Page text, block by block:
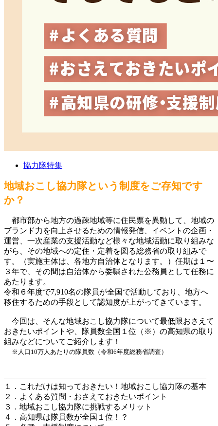
協力隊特集
地域おこし協力隊という制度をご存知です
か？
都市部から地方の過疎地域等に住民票を異動して、地域の
ブランド力を向上させるための情報発信、イベントの企画・
運営、一次産業の支援活動など様々な地域活動に取り組みな
がら、その地域への定住・定着を図る総務省の取り組みで
す。（実施主体は、各地方自治体となります。）任期は１〜
３年で、その間は自治体から委嘱された公務員として任務に
あたります。
令和６年度で7,910名の隊員が全国で活動しており、地方へ
移住するための手段として認知度が上がってきています。
今回は、そんな地域おこし協力隊について最低限おさえて
おきたいポイントや、隊員数全国１位（※）の高知県の取り
組みなどについてご紹介します！
※人口10万人あたりの隊員数（令和6年度総務省調査）
――――――――――――――――――――――――――
１．これだけは知っておきたい！地域おこし協力隊の基本
２．よくある質問・おさえておきたいポイント
３．地域おこし協力隊に挑戦するメリット
４．高知県は隊員数が全国１位！？